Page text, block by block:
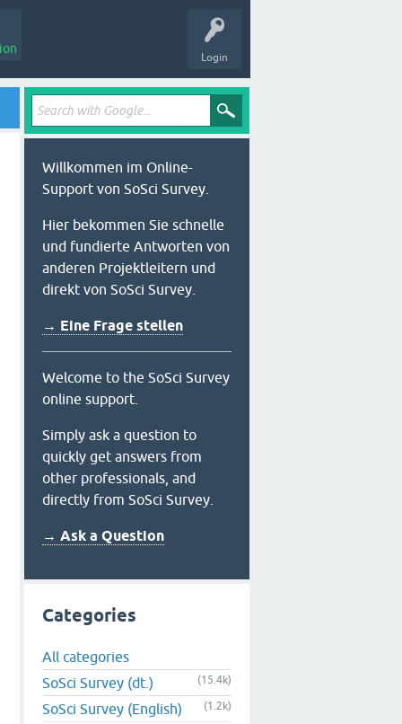
Login
Willkommen im Online-
Support von SoSci Survey.
Hier bekommen Sie schnelle
und fundierte Antworten von
anderen Projektleitern und
direkt von SoSci Survey.
→ Eine Frage stellen
Welcome to the SoSci Survey
online support.
Simply ask a question to
quickly get answers from
other professionals, and
directly from SoSci Survey.
→ Ask a Question
Categories
All categories
SoSci Survey (dt.)
(15.4k)
SoSci Survey (English) (1.2k)